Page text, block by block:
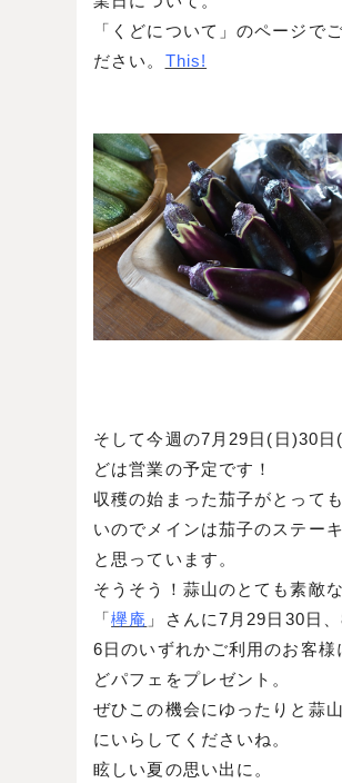
「くどについて」のページで
ださい。 This!
そして今週の7月29日(日)30日
どは営業の予定です！
収穫の始まった茄子がとって
いのでメインは茄子のステーキ
と思っています。
そうそう！蒜山のとても素敵
「欅庵 」さんに7月29日30日
6日のいずれかご利用のお客様
どパフェをプレゼント。
ぜひこの機会にゆったりと蒜
にいらしてくださいね。
眩しい夏の思い出に。